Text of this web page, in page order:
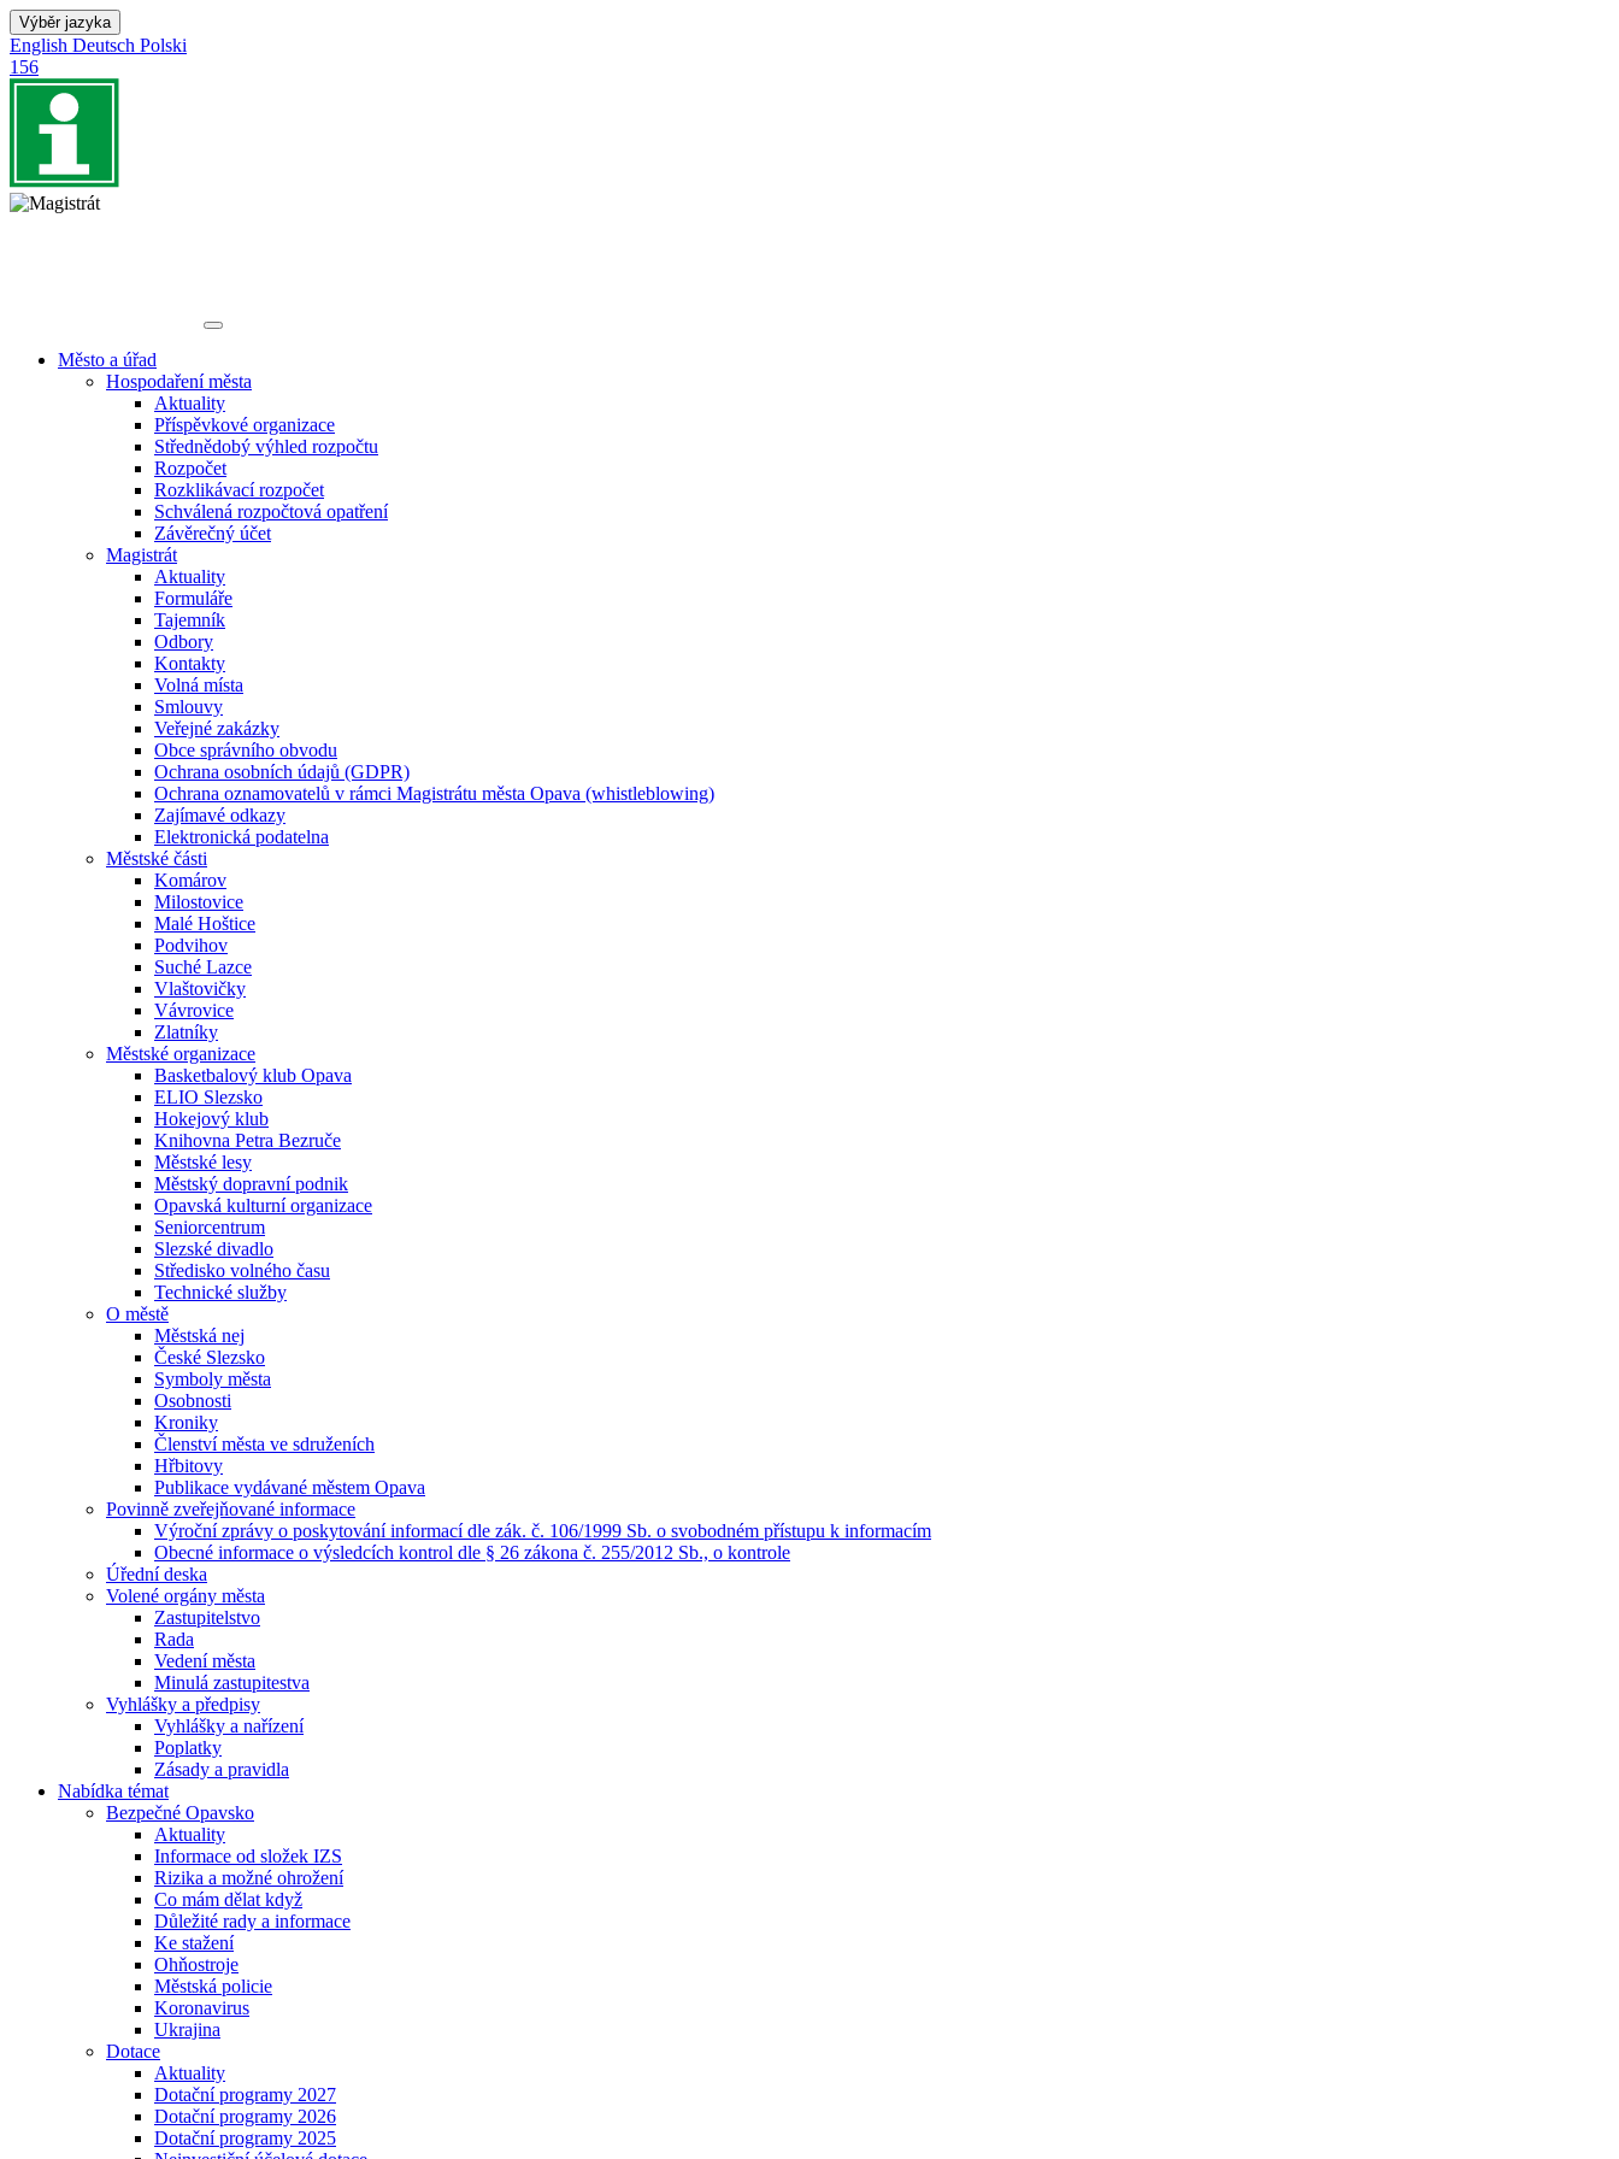
Výběr jazyka
English Deutsch Polski
156
Město a úřad
Hospodaření města
Aktuality
Příspěvkové organizace
Střednědobý výhled rozpočtu
Rozpočet
Rozklikávací rozpočet
Schválená rozpočtová opatření
Závěrečný účet
Magistrát
Aktuality
Formuláře
Tajemník
Odbory
Kontakty
Volná místa
Smlouvy
Veřejné zakázky
Obce správního obvodu
Ochrana osobních údajů (GDPR)
Ochrana oznamovatelů v rámci Magistrátu města Opava (whistleblowing)
Zajímavé odkazy
Elektronická podatelna
Městské části
Komárov
Milostovice
Malé Hoštice
Podvihov
Suché Lazce
Vlaštovičky
Vávrovice
Zlatníky
Městské organizace
Basketbalový klub Opava
ELIO Slezsko
Hokejový klub
Knihovna Petra Bezruče
Městské lesy
Městský dopravní podnik
Opavská kulturní organizace
Seniorcentrum
Slezské divadlo
Středisko volného času
Technické služby
O městě
Městská nej
České Slezsko
Symboly města
Osobnosti
Kroniky
Členství města ve sdruženích
Hřbitovy
Publikace vydávané městem Opava
Povinně zveřejňované informace
Výroční zprávy o poskytování informací dle zák. č. 106/1999 Sb. o svobodném přístupu k informacím
Obecné informace o výsledcích kontrol dle § 26 zákona č. 255/2012 Sb., o kontrole
Úřední deska
Volené orgány města
Zastupitelstvo
Rada
Vedení města
Minulá zastupitestva
Vyhlášky a předpisy
Vyhlášky a nařízení
Poplatky
Zásady a pravidla
Nabídka témat
Bezpečné Opavsko
Aktuality
Informace od složek IZS
Rizika a možné ohrožení
Co mám dělat když
Důležité rady a informace
Ke stažení
Ohňostroje
Městská policie
Koronavirus
Ukrajina
Dotace
Aktuality
Dotační programy 2027
Dotační programy 2026
Dotační programy 2025